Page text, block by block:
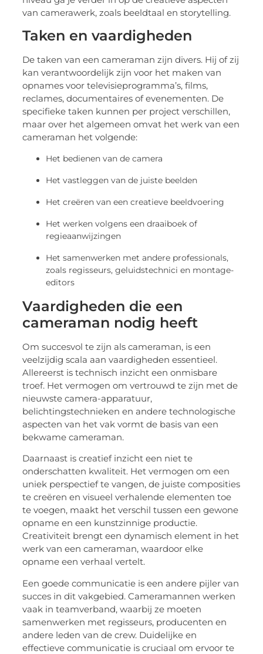
van camerawerk, zoals beeldtaal en storytelling.
Taken en vaardigheden
De taken van een cameraman zijn divers. Hij of zij
kan verantwoordelijk zijn voor het maken van
opnames voor televisieprogramma’s, films,
reclames, documentaires of evenementen. De
specifieke taken kunnen per project verschillen,
maar over het algemeen omvat het werk van een
cameraman het volgende:
Het bedienen van de camera
Het vastleggen van de juiste beelden
Het creëren van een creatieve beeldvoering
Het werken volgens een draaiboek of
regieaanwijzingen
Het samenwerken met andere professionals,
zoals regisseurs, geluidstechnici en montage-
editors
Vaardigheden die een
cameraman nodig heeft
Om succesvol te zijn als cameraman, is een
veelzijdig scala aan vaardigheden essentieel.
Allereerst is technisch inzicht een onmisbare
troef. Het vermogen om vertrouwd te zijn met de
nieuwste camera-apparatuur,
belichtingstechnieken en andere technologische
aspecten van het vak vormt de basis van een
bekwame cameraman.
Daarnaast is creatief inzicht een niet te
onderschatten kwaliteit. Het vermogen om een
uniek perspectief te vangen, de juiste composities
te creëren en visueel verhalende elementen toe
te voegen, maakt het verschil tussen een gewone
opname en een kunstzinnige productie.
Creativiteit brengt een dynamisch element in het
werk van een cameraman, waardoor elke
opname een verhaal vertelt.
Een goede communicatie is een andere pijler van
succes in dit vakgebied. Cameramannen werken
vaak in teamverband, waarbij ze moeten
samenwerken met regisseurs, producenten en
andere leden van de crew. Duidelijke en
effectieve communicatie is cruciaal om ervoor te